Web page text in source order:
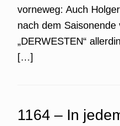
vorneweg: Auch
nach dem Saisonende
„DERWESTEN“
[…]
1164 – In